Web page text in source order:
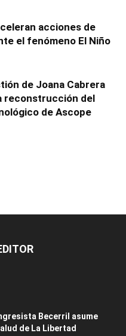
acciones de
el fenómeno El Niño
de Joana Cabrera
reconstrucción del
de Ascope
Becerril asume
de La Libertad